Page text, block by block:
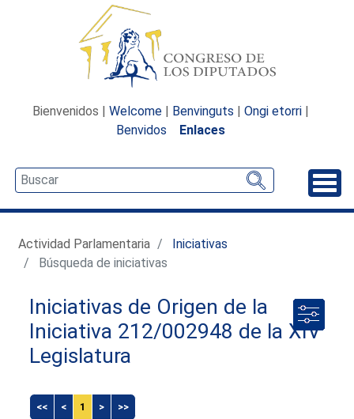
Bienvenidos | Welcome | Benvinguts | Ongi etorri |
Benvidos
Enlaces
Actividad Parlamentaria
Iniciativas
Búsqueda de iniciativas
Iniciativas de Origen de la
Iniciativa 212/002948 de la XIV
Legislatura
<< < 1 > >>